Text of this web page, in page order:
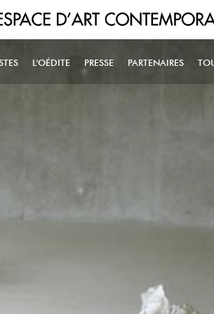
L'OÉDITE PRESSE PARTENAIRES